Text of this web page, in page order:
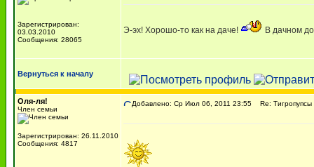
Зарегистрирован:
03.03.2010
Сообщения: 28065
Э-эх! Хорошо-то как на даче! В дачном
Вернуться к началу
Оля-ля!
Член семьи
Зарегистрирован: 26.11.2010
Сообщения: 4817
Добавлено: Ср Июл 06, 2011 23:55 Re: